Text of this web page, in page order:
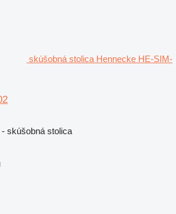
skúšobná stolica Hennecke HE-SIM-
skúšobná stolica